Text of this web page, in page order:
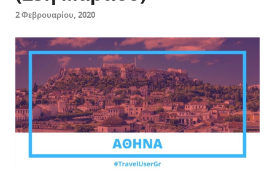
2 Φεβρουαρίου, 2020